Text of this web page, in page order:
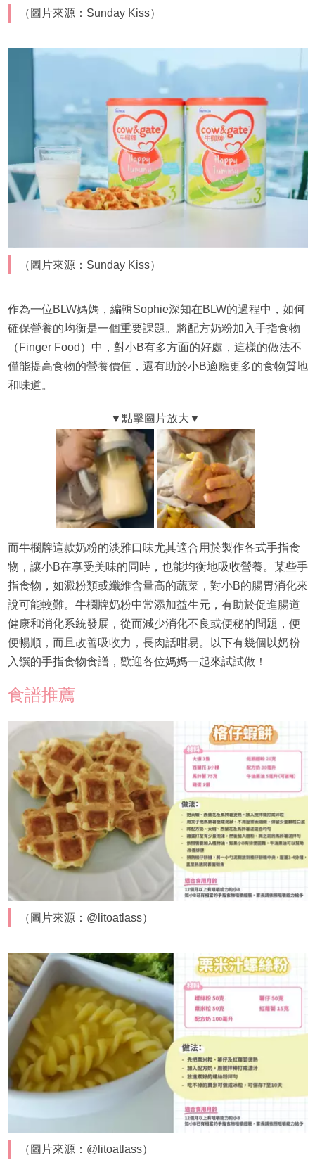
（圖片來源：Sunday Kiss）
（圖片來源：Sunday Kiss）
作為一位BLW媽媽，編輯Sophie深知在BLW的過程中，如何
確保營養的均衡是一個重要課題。將配方奶粉加入手指食物
（Finger Food）中，對小B有多方面的好處，這樣的做法不
僅能提高食物的營養價值，還有助於小B適應更多的食物質地
和味道。
而牛欄牌這款奶粉的淡雅口味尤其適合用於製作各式手指食
物，讓小B在享受美味的同時，也能均衡地吸收營養。某些手
指食物，如澱粉類或纖維含量高的蔬菜，對小B的腸胃消化來
說可能較難。牛欄牌奶粉中常添加益生元，有助於促進腸道
健康和消化系統發展，從而減少消化不良或便秘的問題，便
便暢順，而且改善吸收力，長肉話咁易。以下有幾個以奶粉
入饌的手指食物食譜，歡迎各位媽媽一起來試試做！
食譜推薦
（圖片來源：@litoatlass）
（圖片來源：@litoatlass）